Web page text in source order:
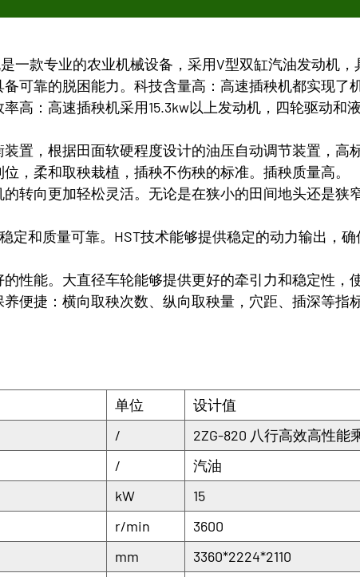
一款专业的农业机械设备，采用V型双缸汽油发动机
可靠的脱困能力。科技含量高：高速插秧机都实现了
高：高速插秧机采用15.3kw以上发动机，四轮驱动和
置，根据田面软硬程度设计的油压自动调节装置，高
，柔和取秧栽植，插秧不伤秧的标准。插秧质量高。
转向更加轻松灵活。无论是在狭小的田间地头还是狭
定和质量可靠。HST技术能够提供稳定的动力输出，
性能。大直径车轮能够提供更好的牵引力和稳定性，
便捷：横向取秧次数、纵向取秧量，穴距、插深等指
单位
设计值
/
2ZG-820 八行高效高性能
/
汽油
kW
15
r/min
3600
mm
3360*2224*2110